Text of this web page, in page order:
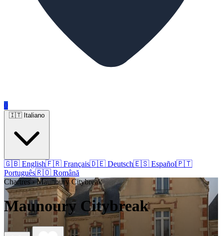
0
🇬🇧 English🇫🇷 Français🇩🇪 Deutsch🇪🇸 Español🇵🇹
Português🇷🇴 Română
Chartres › Maunoury Citybreak
Maunoury Citybreak